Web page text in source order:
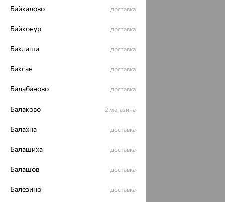
Байкалово доставка
Байконур доставка
Баклаши доставка
Баксан доставка
Балабаново доставка
Балаково 2 магазина
Балахна доставка
Балашиха доставка
Балашов доставка
Балезино доставка